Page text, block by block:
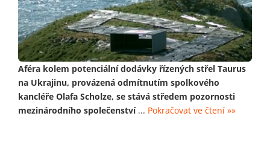
Aféra kolem potenciální dodávky řízených střel Taurus
na Ukrajinu, provázená odmítnutím spolkového
kancléře Olafa Scholze, se stává středem pozornosti
mezinárodního společenství... Pokračovat ve čtení »»